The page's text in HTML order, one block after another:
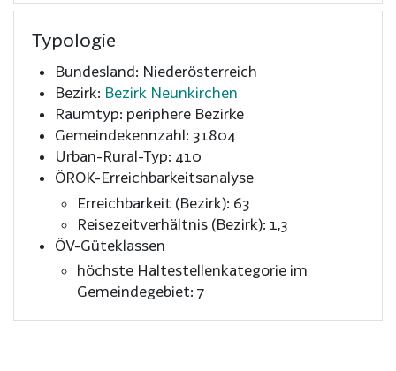
Typologie
Bundesland: Niederösterreich
Bezirk: Bezirk Neunkirchen
Raumtyp: periphere Bezirke
Gemeindekennzahl: 31804
Urban-Rural-Typ: 410
ÖROK-Erreichbarkeitsanalyse
Erreichbarkeit (Bezirk): 63
Reisezeitverhältnis (Bezirk): 1,3
ÖV-Güteklassen
höchste Haltestellenkategorie im
Gemeindegebiet: 7